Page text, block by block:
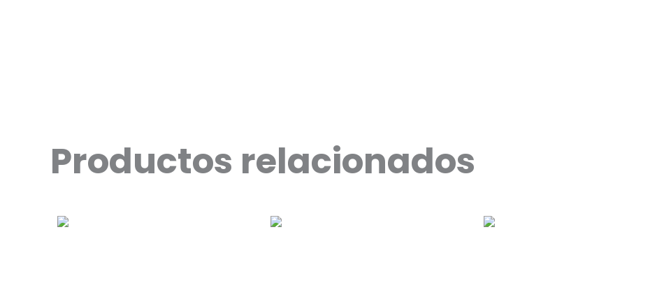
Productos relacionados